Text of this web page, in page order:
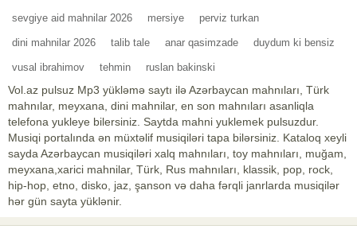
sevgiye aid mahnilar 2026 mersiye perviz turkan
dini mahnilar 2026 talib tale anar qasimzade duydum ki bensiz
vusal ibrahimov tehmin ruslan bakinski
Vol.az pulsuz Mp3 yükləmə saytı ilə Azərbaycan mahnıları, Türk
mahnılar, meyxana, dini mahnilar, en son mahnıları asanliqla
telefona yukleye bilersiniz. Saytda mahni yuklemek pulsuzdur.
Musiqi portalında ən müxtəlif musiqiləri tapa bilərsiniz. Kataloq xeyli
sayda Azərbaycan musiqiləri xalq mahnıları, toy mahnıları, muğam,
meyxana,xarici mahnilar, Türk, Rus mahnıları, klassik, pop, rock,
hip-hop, etno, disko, jaz, şanson və daha fərqli janrlarda musiqilər
hər gün sayta yüklənir.